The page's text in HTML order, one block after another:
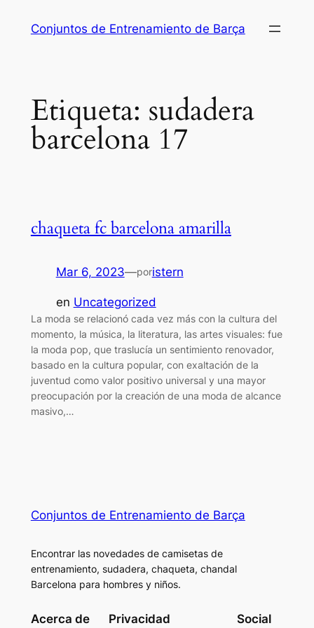
Conjuntos de Entrenamiento de Barça
Etiqueta: sudadera
barcelona 17
chaqueta fc barcelona amarilla
Mar 6, 2023—poristern
en Uncategorized
La moda se relacionó cada vez más con la cultura del
momento, la música, la literatura, las artes visuales: fue
la moda pop, que traslucía un sentimiento renovador,
basado en la cultura popular, con exaltación de la
juventud como valor positivo universal y una mayor
preocupación por la creación de una moda de alcance
masivo,…
Conjuntos de Entrenamiento de Barça
Encontrar las novedades de camisetas de
entrenamiento, sudadera, chaqueta, chandal
Barcelona para hombres y niños.
Acerca de Privacidad Social